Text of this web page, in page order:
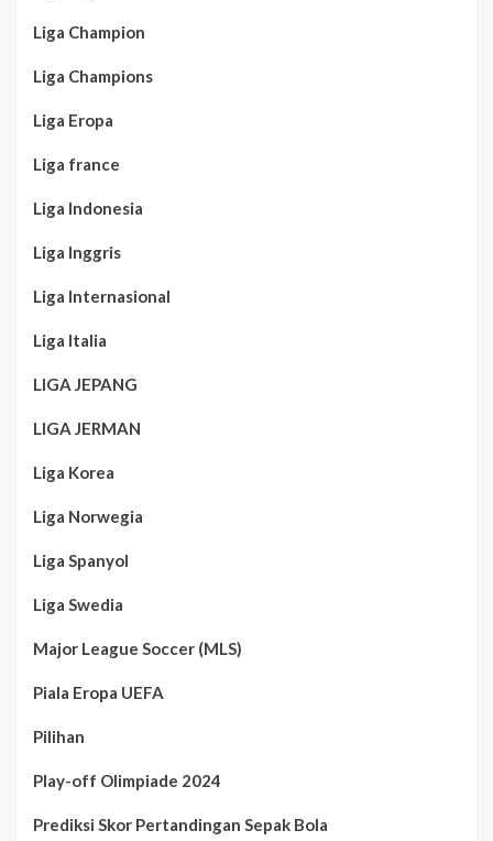
Liga Champion
Liga Champions
Liga Eropa
Liga france
Liga Indonesia
Liga Inggris
Liga Internasional
Liga Italia
LIGA JEPANG
LIGA JERMAN
Liga Korea
Liga Norwegia
Liga Spanyol
Liga Swedia
Major League Soccer (MLS)
Piala Eropa UEFA
Pilihan
Play-off Olimpiade 2024
Prediksi Skor Pertandingan Sepak Bola